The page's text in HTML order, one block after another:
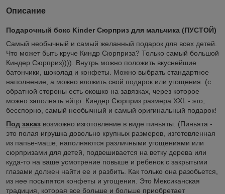
Описание
Подарочный бокс Kinder Сюрприз для мальчика (ПУСТОЙ)
Самый необычный и самый желанный подарок для всех детей.
Что может быть круче Киндр Сюрприза? Только самый большой
Киндер Сюрприз)))). Внутрь можно положить вкуснейшие
батончики, шоколад и конфеты. Можно выбрать стандартное
наполнение, а можно вложить свой подарок или угощения. (с
обратной стороны есть окошко на завязках, через которое
можно заполнять яйцо. Киндер Сюрприз размера XXL - это,
бесспорно, самый необычный и самый оригинальный подарок!
Под заказ возможно изготовление в виде пиньяты. (Пиньята -
это полая игрушка довольно крупных размеров, изготовленная
из папье-маше, наполняются различными угощениями или
сюрпризами для детей, подвешивается на ветку дерева или
куда-то на ваше усмотрение повыше и ребенок с закрытыми
глазами должен найти ее и разбить. Как только она разобьется,
из нее посыпятся конфеты и угощения. Это Мексиканская
традиция, которая все больше и больше приобретает